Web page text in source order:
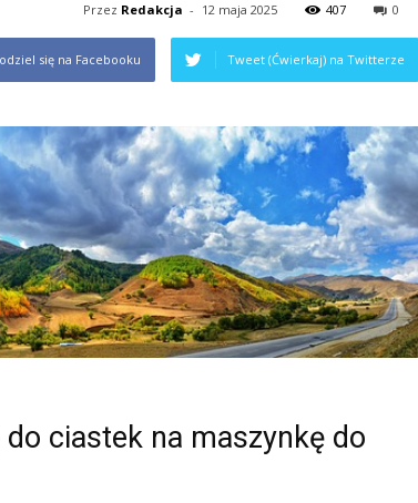
Przez Redakcja - 12 maja 2025 407 0
się na Facebooku Tweet (Ćwierkaj) na Twitterze
ciastek na maszynkę do